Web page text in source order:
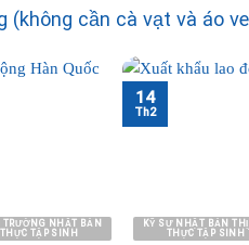
(không cần cà vạt và áo
NHẬT BẢN
TẬP SINH
KỸ SƯ NHẬT BẢN
THỰC TẬP SINH
14
Th2